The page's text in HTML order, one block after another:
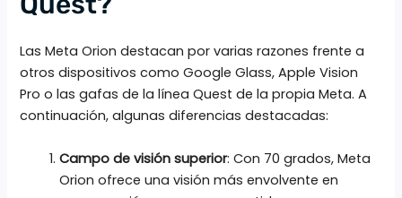
Las Meta Orion destacan por varias razones frente a
otros dispositivos como Google Glass, Apple Vision
Pro o las gafas de la línea Quest de la propia Meta. A
continuación, algunas diferencias destacadas:
Campo de visión superior: Con 70 grados, Meta
Orion ofrece una visión más envolvente en